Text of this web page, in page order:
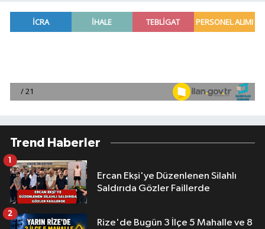
Trend Haberler
Ercan Ekşi'ye Düzenlenen Silahlı
Saldırıda Gözler Faillerde
1
Rize'de Bugün 3 İlçe 5 Mahalle ve 8
2